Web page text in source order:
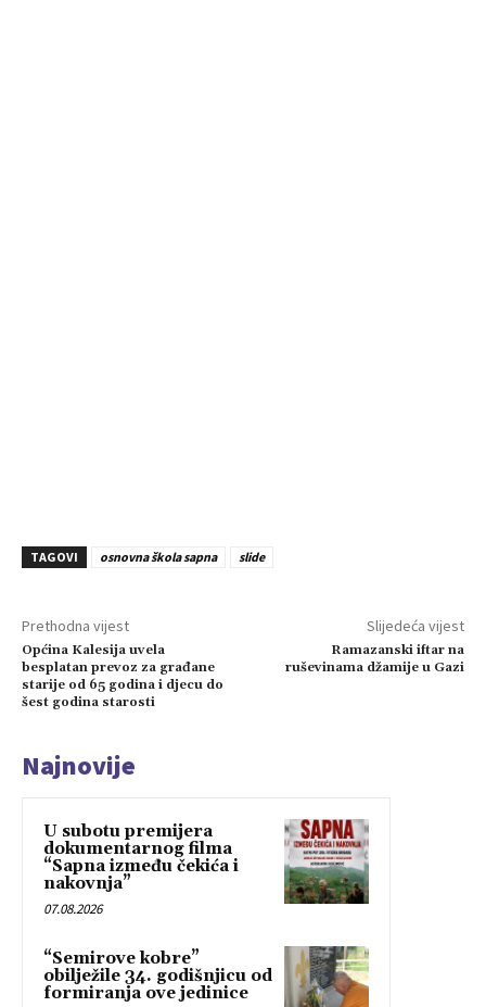
TAGOVI osnovna škola sapna slide
Prethodna vijest
Općina Kalesija uvela
besplatan prevoz za građane
starije od 65 godina i djecu do
šest godina starosti
Slijedeća vijest
Ramazanski iftar na
ruševinama džamije u Gazi
Najnovije
U subotu premijera
dokumentarnog filma
“Sapna između čekića i
nakovnja”
07.08.2026
“Semirove kobre”
obilježile 34. godišnjicu od
formiranja ove jedinice